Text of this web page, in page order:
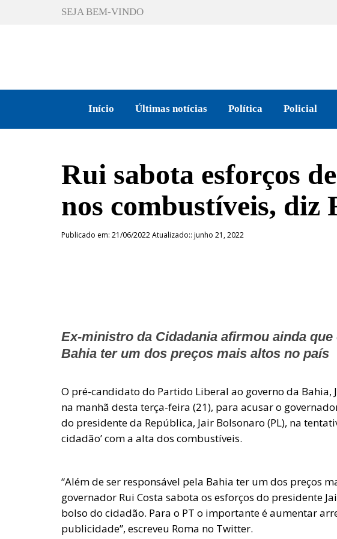
SEJA BEM-VINDO
Início Últimas notícias Política Policial
Rui sabota esforços
nos combustíveis, diz
Publicado em: 21/06/2022 Atualizado:: junho 21, 2022
Ex-ministro da Cidadania afirmou ainda
Bahia ter um dos preços mais altos no país
O pré-candidato do Partido Liberal ao governo da Bahia,
na manhã desta terça-feira (21), para acusar o
do presidente da República, Jair Bolsonaro (PL), na
cidadão’ com a alta dos combustíveis.
“Além de ser responsável pela Bahia ter um dos preços
governador Rui Costa sabota os esforços do presidente
bolso do cidadão. Para o PT o importante é aumentar
publicidade”, escreveu Roma no Twitter.